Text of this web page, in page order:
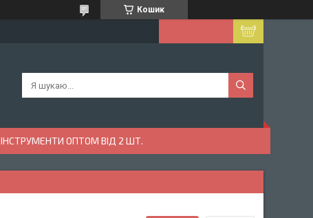
Кошик
ІНСТРУМЕНТИ ОПТОМ ВІД 2 ШТ.